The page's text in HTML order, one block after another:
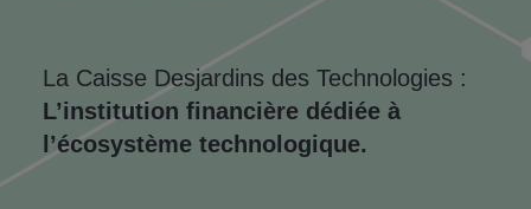
La Caisse Desjardins des Technologies :
L’institution financière dédiée à
l’écosystème technologique.